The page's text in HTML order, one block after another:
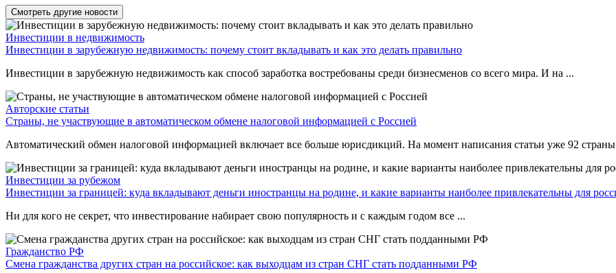
Смотреть другие новости
Инвестиции в недвижимость
Инвестиции в зарубежную недвижимость: почему стоит вкладывать и как это делать правильно
Инвестиции в зарубежную недвижимость как способ заработка востребованы среди бизнесменов со всего мира. И на ...
Авторские статьи
Страны, не участвующие в автоматическом обмене налоговой информацией с Россией
Автоматический обмен налоговой информацией включает все больше юрисдикций. На момент написания статьи уже 92
Инвестиции за рубежом
Инвестиции за границей: куда вкладывают деньги иностранцы на родине, и какие варианты наиболее привлекательны для
Ни для кого не секрет, что инвестирование набирает свою популярность и с каждым годом все ...
Гражданство РФ
Смена гражданства других стран на российское: как выходцам из стран СНГ стать подданными РФ